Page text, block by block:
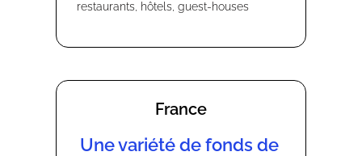
restaurants, hôtels, guest-houses
France
Une variété de fonds de